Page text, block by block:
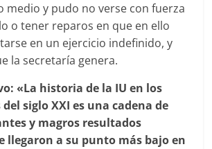
medio y pudo no verse con fuerza
o tener reparos en que en ello
en un ejercicio indefinido, y
la secretaría genera.
«La historia de la IU en los
siglo XXI es una cadena de
y magros resultados
llegaron a su punto más bajo en